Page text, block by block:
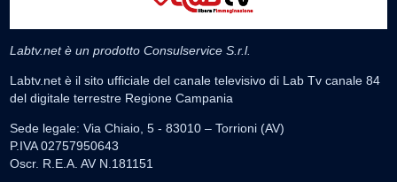
Labtv.net è un prodotto Consulservice S.r.l.
Labtv.net è il sito ufficiale del canale televisivo di Lab Tv canale 84
del digitale terrestre Regione Campania
Sede legale: Via Chiaio, 5 - 83010 – Torrioni (AV)
P.IVA 02757950643
Oscr. R.E.A. AV N.181151